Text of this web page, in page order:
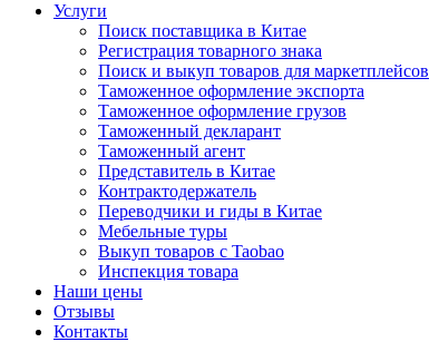
Услуги
Поиск поставщика в Китае
Регистрация товарного знака
Поиск и выкуп товаров для маркетплейсов
Таможенное оформление экспорта
Таможенное оформление грузов
Таможенный декларант
Таможенный агент
Представитель в Китае
Контрактодержатель
Переводчики и гиды в Китае
Мебельные туры
Выкуп товаров с Taobao
Инспекция товара
Наши цены
Отзывы
Контакты